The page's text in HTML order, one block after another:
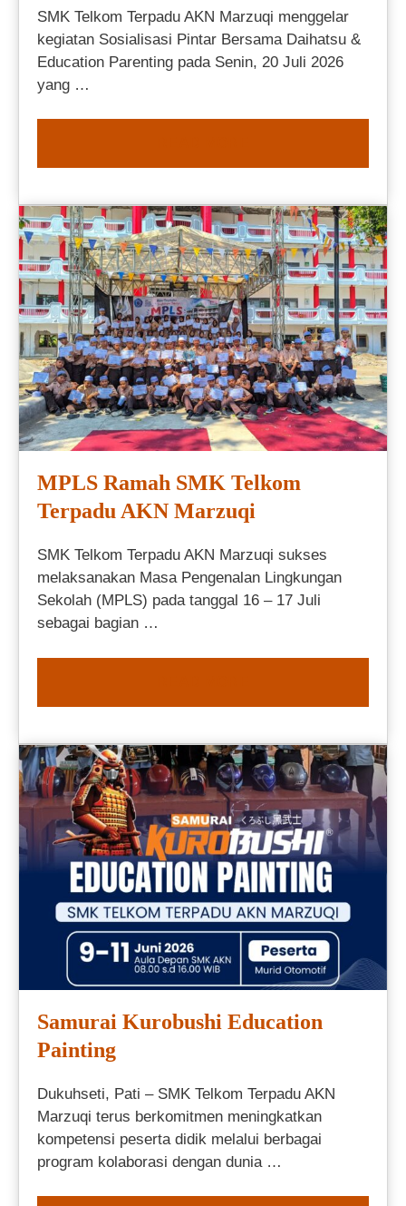
SMK Telkom Terpadu AKN Marzuqi menggelar
kegiatan Sosialisasi Pintar Bersama Daihatsu &
Education Parenting pada Senin, 20 Juli 2026
yang …
MPLS Ramah SMK Telkom
Terpadu AKN Marzuqi
SMK Telkom Terpadu AKN Marzuqi sukses
melaksanakan Masa Pengenalan Lingkungan
Sekolah (MPLS) pada tanggal 16 – 17 Juli
sebagai bagian …
Samurai Kurobushi Education
Painting
Dukuhseti, Pati – SMK Telkom Terpadu AKN
Marzuqi terus berkomitmen meningkatkan
kompetensi peserta didik melalui berbagai
program kolaborasi dengan dunia …